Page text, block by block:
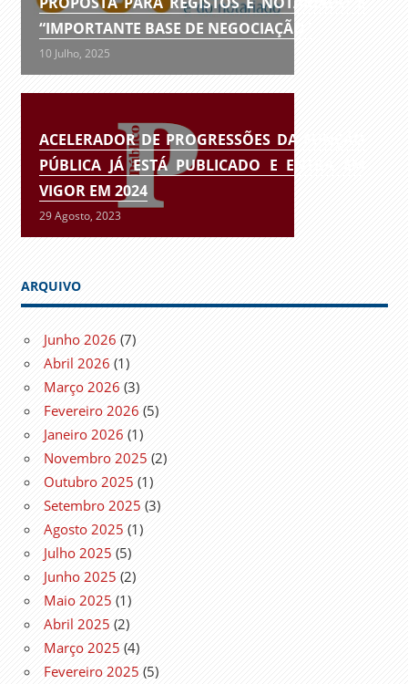
“IMPORTANTE BASE DE NEGOCIAÇÃO”
10 Julho, 2025
ACELERADOR DE PROGRESSÕES DA FUNÇÃO
PÚBLICA JÁ ESTÁ PUBLICADO E ENTRA EM
VIGOR EM 2024
29 Agosto, 2023
ARQUIVO
Junho 2026 (7)
Abril 2026 (1)
Março 2026 (3)
Fevereiro 2026 (5)
Janeiro 2026 (1)
Novembro 2025 (2)
Outubro 2025 (1)
Setembro 2025 (3)
Agosto 2025 (1)
Julho 2025 (5)
Junho 2025 (2)
Maio 2025 (1)
Abril 2025 (2)
Março 2025 (4)
Fevereiro 2025 (5)